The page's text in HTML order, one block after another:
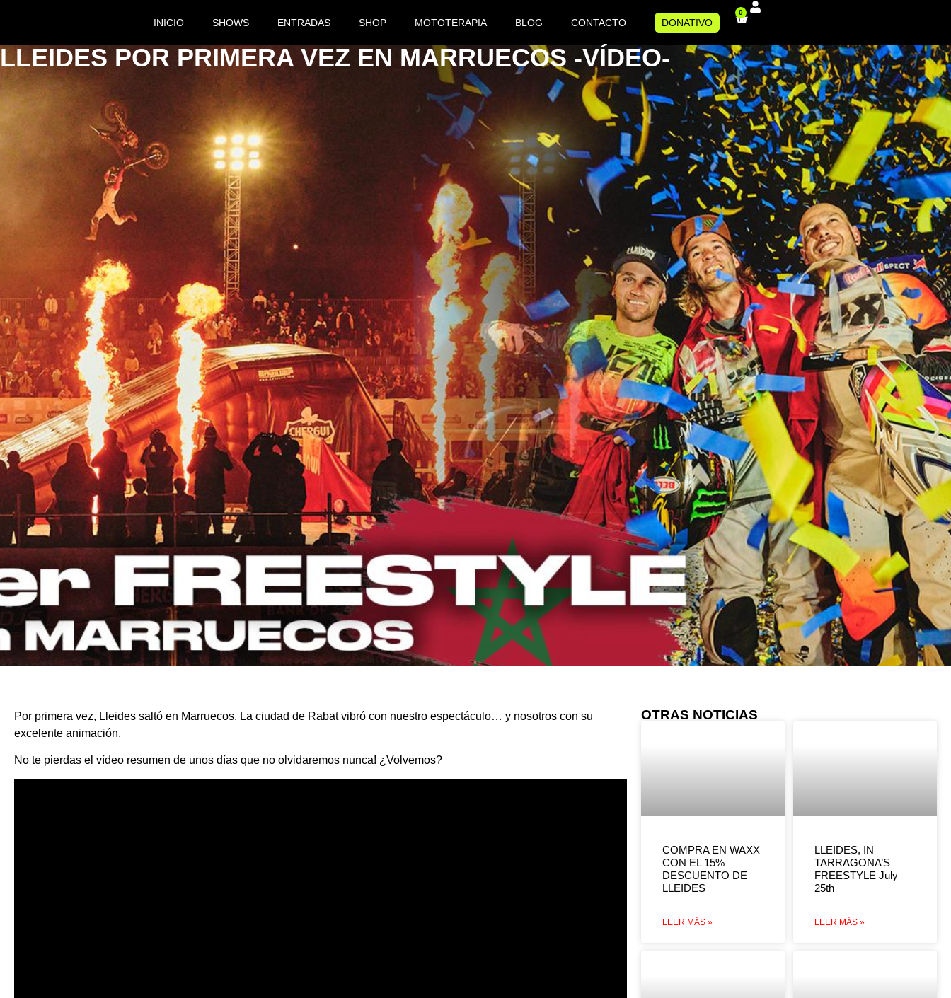
INICIO SHOWS ENTRADAS SHOP MOTOTERAPIA BLOG CONTACTO DONATIVO
0
LLEIDES POR PRIMERA VEZ EN MARRUECOS -VÍDEO-
Por primera vez, Lleides saltó en Marruecos. La ciudad de Rabat vibró con nuestro espectáculo… y nosotros con su
excelente animación.
No te pierdas el vídeo resumen de unos días que no olvidaremos nunca! ¿Volvemos?
OTRAS NOTICIAS
COMPRA EN WAXX
CON EL 15%
DESCUENTO DE
LLEIDES
LEER MÁS »
LLEIDES, IN
TARRAGONA’S
FREESTYLE July
25th
LEER MÁS »